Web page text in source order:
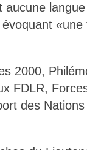
2000,
FDLR,
des